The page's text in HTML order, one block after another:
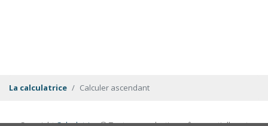
La calculatrice Calculer ascendant